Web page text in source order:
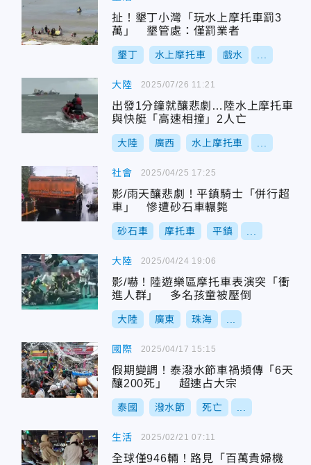
扯！墾丁小灣「玩水上摩托車罰3
萬」 墾管處：僅罰業者
墾丁 水上摩托車 戲水
大陸
出發1分鐘就釀悲劇…陸水上摩托車
與快艇「高速相撞」2人亡
大陸 廣西 水上摩托車
2025/07/26 11:21
社會
影/雨天釀悲劇！平鎮騎士「併行超
車」 慘遭砂石車輾斃
砂石車 摩托車 平鎮
2025/04/25 17:25
大陸
影/嚇！陸遊樂區摩托車表演突「衝
進人群」 多名孩童被壓倒
大陸 廣東 珠海
2025/04/24 19:06
國際
假期變調！泰潑水節車禍頻傳「6天
釀200死」 超速占大宗
泰國 潑水節 死亡
2025/04/17 15:15
生活
全球僅946輛！路見「百萬貴婦機
2025/02/21 07:11